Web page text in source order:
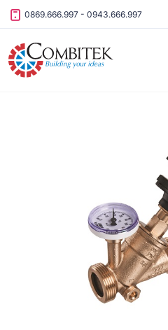
Skip to content
0869.666.997 - 0943.666.997